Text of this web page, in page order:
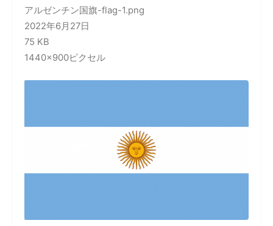
アルゼンチン国旗-flag-1.png
2022年6月27日
75 KB
1440×900ピクセル